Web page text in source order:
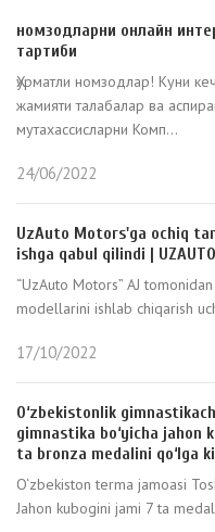
номзодларни онлайн
тартиби
Ҳурматли номзодлар! Куни
жамияти талабалар ва
мутахассисларни Комп...
24/06/2022
UzAuto Motors'ga ochiq
ishga qabul qilindi |
“UzAuto Motors” AJ
modellarini ishlab chiqarish
17/10/2022
O‘zbekistonlik
gimnastika bo‘yicha jahon
ta bronza medalini qo‘lga
O‘zbekiston terma jamoasi
Jahon kubogini jami 7 ta